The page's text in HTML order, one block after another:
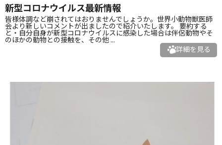
新型コロナウイルス最新情報
皆様体調など崩されてはおりませんでしょうか。世界小動物獣医師
会より新しいコメントが出ましたので紹介いたします。 要約する
と・自分自身が新型コロナウイルスに感染した場合は伴侶動物やそ
のほかの動物との接触を、その他 ...
詳細を見る